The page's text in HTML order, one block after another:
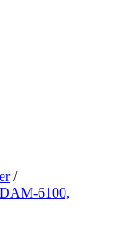
/
6100,